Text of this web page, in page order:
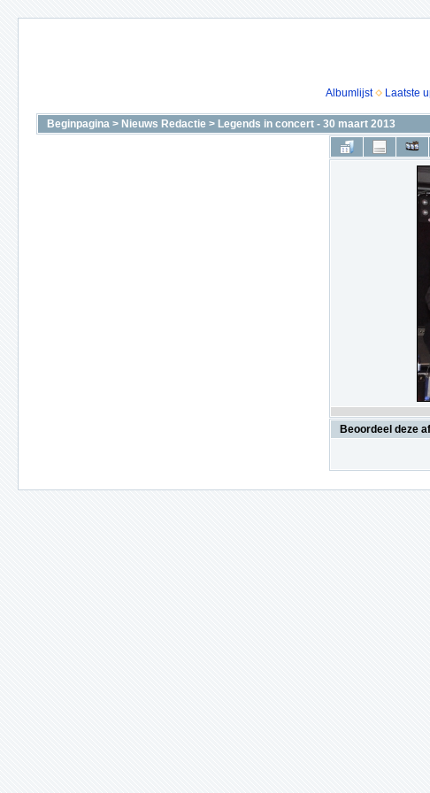
Albumlijst
Laatste
Beginpagina > Nieuws Redactie > Legends in concert - 30 maart 2013
Beoordeel deze